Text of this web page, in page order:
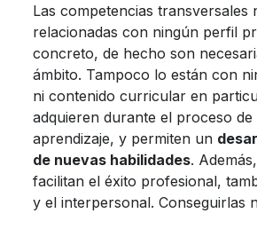
Las competencias transversales
relacionadas con ningún perfil
concreto, de hecho son
ámbito. Tampoco lo están con
ni contenido curricular en
adquieren durante el proceso de
aprendizaje, y permiten un
de nuevas habilidades.
facilitan el éxito profesional,
y el interpersonal. Conseguirlas